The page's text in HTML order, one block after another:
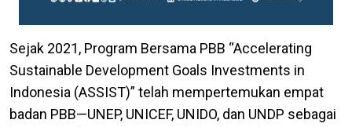
Sejak 2021, Program Bersama PBB “Accelerating
Sustainable Development Goals Investments in
Indonesia (ASSIST)” telah mempertemukan empat
badan PBB—UNEP, UNICEF, UNIDO, dan UNDP sebagai